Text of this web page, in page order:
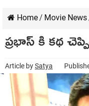
Home/ Movie News
ప్రభాస్ కి కథ
Article bySatya